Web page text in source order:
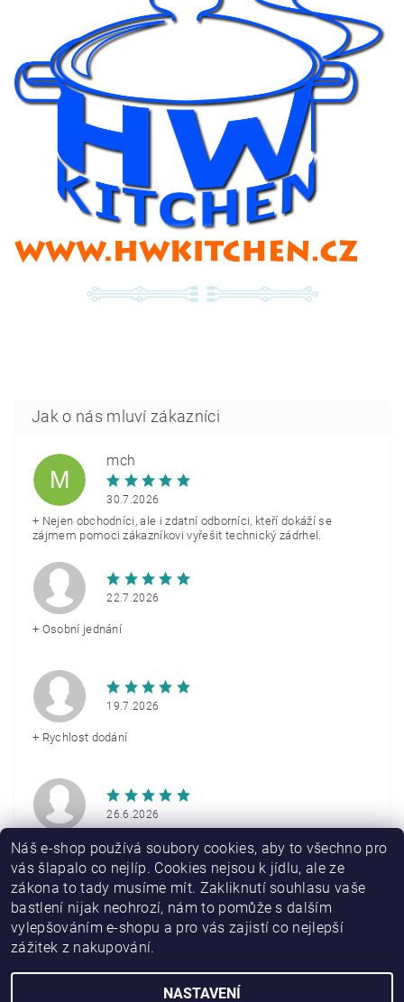
M
mch
30.7.2026
+ Nejen obchodníci, ale i zdatní odborníci, kteří dokáží se
zájmem pomoci zákazníkovi vyřešit technický zádrhel.
22.7.2026
+ Osobní jednání
19.7.2026
+ Rychlost dodání
26.6.2026
+ Rychlé doručení
Náš e-shop používá soubory cookies, aby to všechno pro
vás šlapalo co nejlíp. Cookies nejsou k jídlu, ale ze
zákona to tady musíme mít. Zakliknutí souhlasu vaše
bastlení nijak neohrozí, nám to pomůže s dalším
vylepšováním e-shopu a pro vás zajistí co nejlepší
zážitek z nakupování.
NASTAVENÍ